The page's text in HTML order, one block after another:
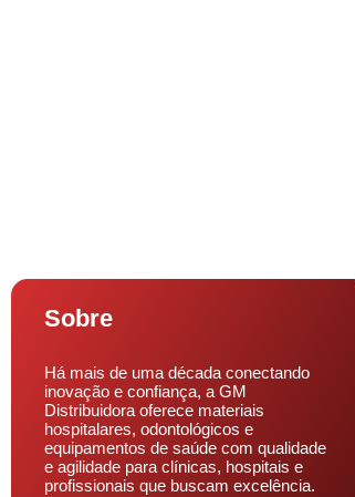
Sobre
Há mais de uma década conectando
inovação e confiança, a GM
Distribuidora oferece materiais
hospitalares, odontológicos e
equipamentos de saúde com qualidade
e agilidade para clínicas, hospitais e
profissionais que buscam excelência.